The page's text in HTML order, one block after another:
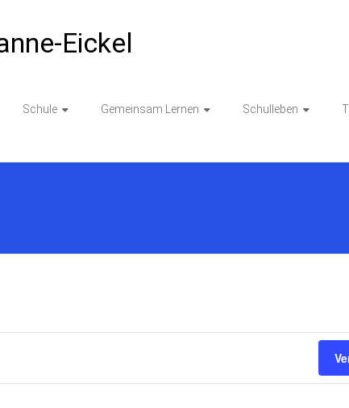
Eickel
Schule Gemeinsam Lernen Schulleben